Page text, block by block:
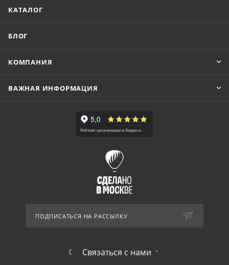
КАТАЛОГ
БЛОГ
КОМПАНИЯ
ВАЖНАЯ ИНФОРМАЦИЯ
ПОДПИСАТЬСЯ НА РАССЫЛКУ
Связаться с нами